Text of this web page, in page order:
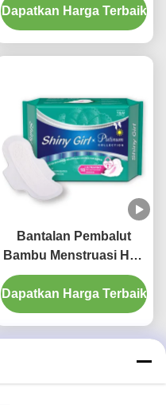
Untuk Wanita
Dapatkan Harga Terbaik
Bantalan Pembalut
Bambu Menstruasi Hari
Gunakan 245mm Sekali
Pakai Untuk Wanita
Dapatkan Harga Terbaik